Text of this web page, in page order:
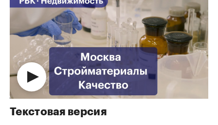
Текстовая версия